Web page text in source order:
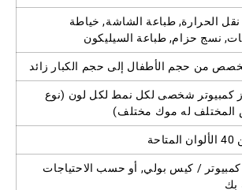
الحرارة, طباعة الشاشة, خياطة
نسج حزام, طباعة السيليكون
من حجم الأطفال إلى حجم الكبار زائد
كمبيوتر شخصى لكل نمط لكل لون (نوع
المختلف له موك مختلف)
كمبيوتر / كيس بولي, أو حسب الاحتياجات
بك